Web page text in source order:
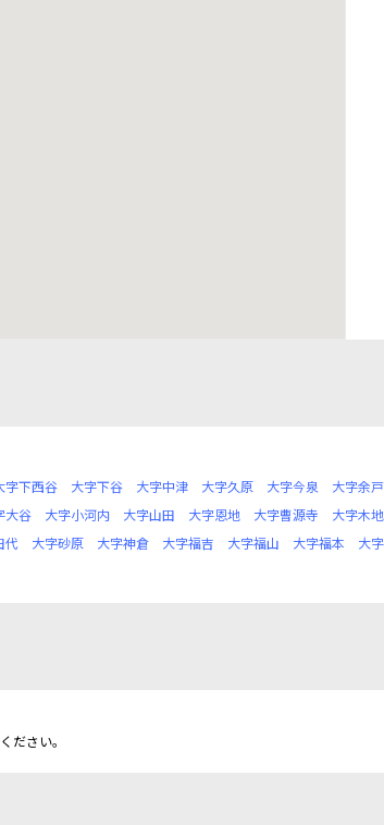
字下西谷 大字下谷 大字中津 大字久原 大字今泉 大字余戸
大谷 大字小河内 大字山田 大字恩地 大字曹源寺 大字木
代 大字砂原 大字神倉 大字福吉 大字福山 大字福本 大
ださい。